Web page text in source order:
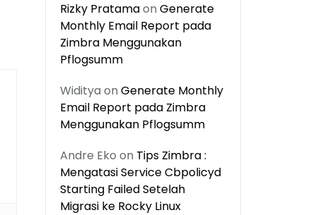
Rizky Pratamaon Generate
Monthly Email Report pada
Zimbra Menggunakan
Pflogsumm
Widitya on Generate Monthly
Email Report pada Zimbra
Menggunakan Pflogsumm
Andre Eko on Tips Zimbra :
Mengatasi Service Cbpolicyd
Starting Failed Setelah
Migrasi ke Rocky Linux